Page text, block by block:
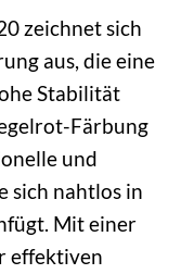
zeichnet sich
aus, die eine
Stabilität
Färbung
und
sich nahtlos in
Mit einer
effektiven